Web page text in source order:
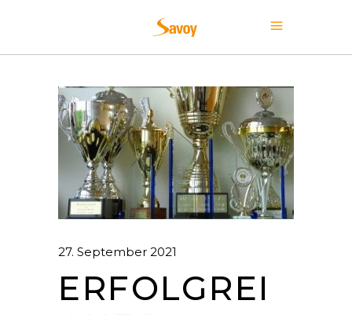
27. September 2021
ERFOLGREI